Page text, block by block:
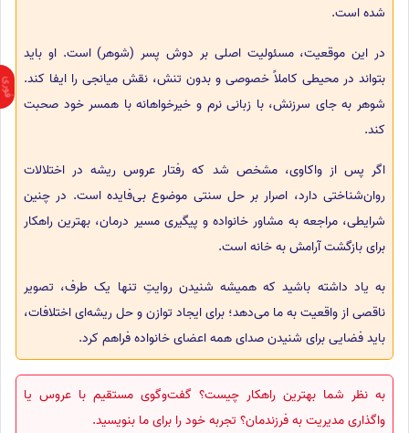
شده است.
در این موقعیت، مسئولیت اصلی بر دوش پسر (شوهر) است. او باید
بتواند در محیطی کاملاً خصوصی و بدون تنش، نقش میانجی را ایفا کند.
شوهر به جای سرزنش، با زبانی نرم و خیرخواهانه با همسر خود صحبت
کند.
اگر پس از واکاوی، مشخص شد که رفتار عروس ریشه در اختلالات
روان‌شناختی دارد، اصرار بر حل سنتی موضوع بی‌فایده است. در چنین
شرایطی، مراجعه به مشاور خانواده و پیگیری مسیر درمان، بهترین راهکار
برای بازگشت آرامش به خانه است.
به یاد داشته باشید که همیشه شنیدن روایتِ تنها یک طرف، تصویر
ناقصی از واقعیت به ما می‌دهد؛ برای ایجاد توازن و حل ریشه‌ای اختلافات،
باید فضایی برای شنیدن صدای همه اعضای خانواده فراهم کرد.
به نظر شما بهترین راهکار چیست؟ گفت‌وگوی مستقیم با عروس یا
واگذاری مدیریت به فرزندمان؟ تجربه خود را برای ما بنویسید.